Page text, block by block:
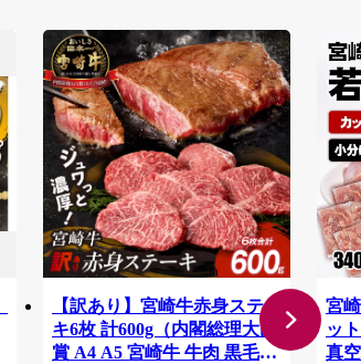
【訳あり】宮崎牛赤身ステー
キ6枚 計600g（内閣総理大臣
賞 A4 A5 宮崎牛 牛肉 黒毛和
宮
ッ
真